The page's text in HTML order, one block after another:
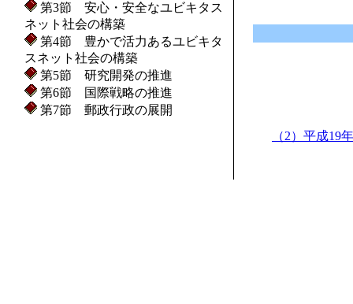
第3節 安心・安全なユビキタス
ネット社会の構築
第4節 豊かで活力あるユビキタ
スネット社会の構築
第5節 研究開発の推進
第6節 国際戦略の推進
第7節 郵政行政の展開
（2）平成